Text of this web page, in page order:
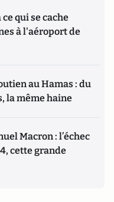
qui se cache
à l'aéroport de
au Hamas : du
la même haine
Macron : l’échec
cette grande